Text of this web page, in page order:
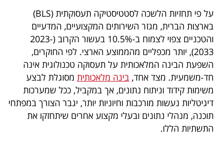
הכלכלי
פודקאסט
40
UNDER
40
שיתופי
על פי תחזיות הלשכה לסטטיסטיקה תעסוקתית (BLS)
בארצות הברית, מגזר השירותים המקצועיים, המדעיים
והטכניים צפוי לצמוח ב-10.5% בעשור הקרוב (2023-
2033), יותר מכפליים מהממוצע הארצי. לפי החוקרים,
השפעת הבינה המלאכותית על תעסוקה טכנולוגית אינה
חד-משמעית. מצד אחד, בינה מלאכותית מסוגלת לבצע
משימות קידוד וניתוח נתונים, אך במקביל, ככל שמערכות
דיגיטליות נעשות מורכבות וחיוניות יותר, יגבר הצורך במפתחי
תוכנה, מנהלי נתונים ובעלי מקצוע אחרים שיתחזקו את
התשתיות הללו.